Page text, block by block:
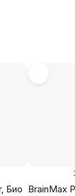
Био BrainMax